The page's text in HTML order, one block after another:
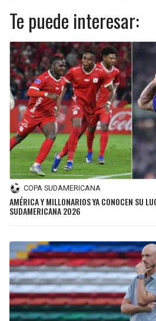
Te puede interesar:
COPA SUDAMERICANA
AMÉRICA Y MILLONARIOS YA CONOCEN SU
SUDAMERICANA 2026